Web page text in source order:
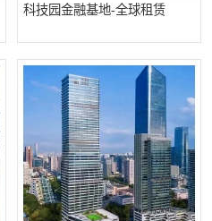
科技园金融基地-全球租赁
西乡
南山科技园
福田区